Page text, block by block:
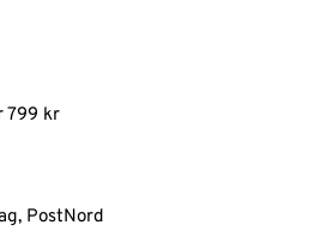
799 kr
PostNord